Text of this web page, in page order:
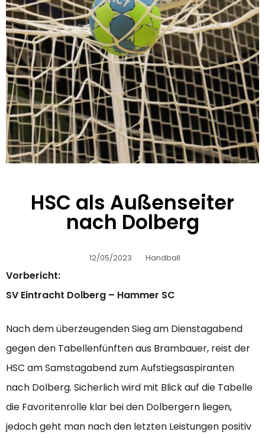
HSC als Außenseiter
nach Dolberg
12/05/2023 Handball
Vorbericht:
SV Eintracht Dolberg – Hammer SC
Nach dem überzeugenden Sieg am Dienstagabend
gegen den Tabellenfünften aus Brambauer, reist der
HSC am Samstagabend zum Aufstiegsaspiranten
nach Dolberg. Sicherlich wird mit Blick auf die Tabelle
die Favoritenrolle klar bei den Dolbergern liegen,
jedoch geht man nach den letzten Leistungen positiv